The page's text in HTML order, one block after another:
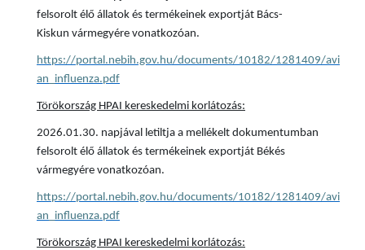
felsorolt élő állatok és termékeinek exportját Bács-
Kiskun vármegyére vonatkozóan.
https://portal.nebih.gov.hu/documents/10182/1281409/avi
an_influenza.pdf
Törökország HPAI kereskedelmi korlátozás:
2026.01.30. napjával letiltja a mellékelt dokumentumban
felsorolt élő állatok és termékeinek exportját Békés
vármegyére vonatkozóan.
https://portal.nebih.gov.hu/documents/10182/1281409/avi
an_influenza.pdf
Törökország HPAI kereskedelmi korlátozás: